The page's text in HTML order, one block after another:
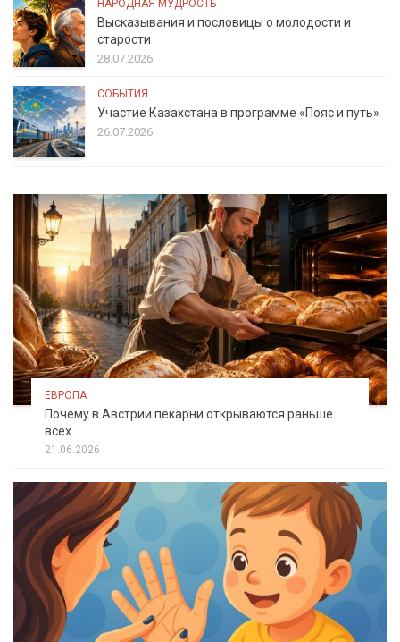
НАРОДНАЯ МУДРОСТЬ
Высказывания и пословицы о молодости и
старости
28.07.2026
СОБЫТИЯ
Участие Казахстана в программе «Пояс и путь»
26.07.2026
ЕВРОПА
Почему в Австрии пекарни открываются раньше
всех
21.06.2026